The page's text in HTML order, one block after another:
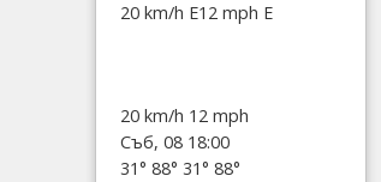
20 km/h E12 mph E
20 km/h 12 mph
Съб, 08 18:00
31° 88° 31° 88°